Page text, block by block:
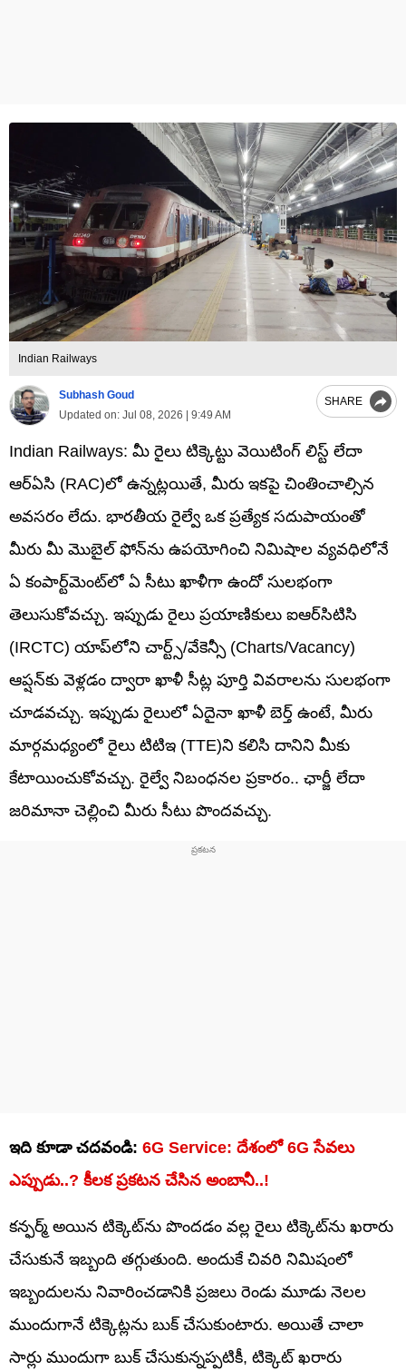
Indian Railways
Subhash Goud
Updated on: Jul 08, 2026 | 9:49 AM
SHARE
Indian Railways: మీ రైలు టిక్కెట్టు వెయిటింగ్ లిస్ట్ లేదా
ఆర్ఏసి (RAC)లో ఉన్నట్లయితే, మీరు ఇకపై చింతించాల్సిన
అవసరం లేదు. భారతీయ రైల్వే ఒక ప్రత్యేక సదుపాయంతో
మీరు మీ మొబైల్ ఫోన్‌ను ఉపయోగించి నిమిషాల వ్యవధిలోనే
ఏ కంపార్ట్‌మెంట్‌లో ఏ సీటు ఖాళీగా ఉందో సులభంగా
తెలుసుకోవచ్చు. ఇప్పుడు రైలు ప్రయాణికులు ఐఆర్‌సిటిసి
(IRCTC) యాప్‌లోని చార్ట్స్/వేకెన్సీ (Charts/Vacancy)
ఆప్షన్‌కు వెళ్లడం ద్వారా ఖాళీ సీట్ల పూర్తి వివరాలను సులభంగా
చూడవచ్చు. ఇప్పుడు రైలులో ఏదైనా ఖాళీ బెర్త్ ఉంటే, మీరు
మార్గమధ్యంలో రైలు టిటిఇ (TTE)ని కలిసి దానిని మీకు
కేటాయించుకోవచ్చు. రైల్వే నిబంధనల ప్రకారం.. ఛార్జీ లేదా
జరిమానా చెల్లించి మీరు సీటు పొందవచ్చు.
ఇది కూడా చదవండి: 6G Service: దేశంలో 6G సేవలు
ఎప్పుడు..? కీలక ప్రకటన చేసిన అంబానీ..!
కన్ఫర్మ్‌ అయిన టిక్కెట్‌ను పొందడం వల్ల రైలు టిక్కెట్‌ను ఖరారు
చేసుకునే ఇబ్బంది తగ్గుతుంది. అందుకే చివరి నిమిషంలో
ఇబ్బందులను నివారించడానికి ప్రజలు రెండు మూడు నెలల
ముందుగానే టిక్కెట్లను బుక్ చేసుకుంటారు. అయితే చాలా
సార్లు ముందుగా బుక్ చేసుకున్నప్పటికీ, టిక్కెట్ ఖరారు